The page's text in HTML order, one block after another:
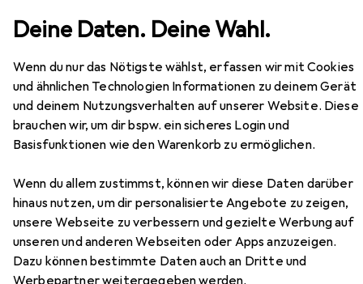
Deine Daten. Deine Wahl.
Wenn du nur das Nötigste wählst, erfassen wir mit Cookies
und ähnlichen Technologien Informationen zu deinem Gerät
und deinem Nutzungsverhalten auf unserer Website. Diese
brauchen wir, um dir bspw. ein sicheres Login und
Basisfunktionen wie den Warenkorb zu ermöglichen.
Wenn du allem zustimmst, können wir diese Daten darüber
hinaus nutzen, um dir personalisierte Angebote zu zeigen,
unsere Webseite zu verbessern und gezielte Werbung auf
unseren und anderen Webseiten oder Apps anzuzeigen.
Dazu können bestimmte Daten auch an Dritte und
Werbepartner weitergegeben werden.
Schwimmbrille Beco DURBAN Schwimmbrille blau
EUR
23,16
BecoDURBAN Schwimmbrille blau
Schwimmbrille blau
Hier findest du passendes Zubehör zum Produkt Beco
DURBAN Schwimmbrille blau aus den Kategorien
Schwimmausrüstung, Badekappe und Brillenetui.